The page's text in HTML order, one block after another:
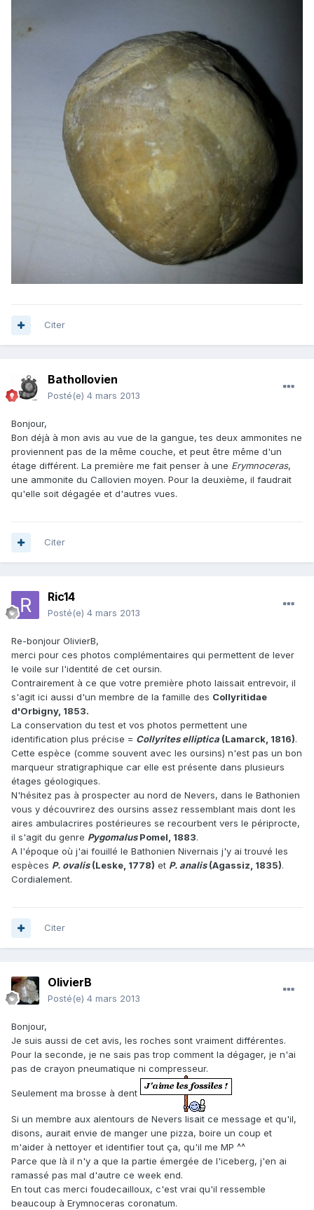
Citer
Bathollovien
Posté(e) 4 mars 2013
Bonjour,
Bon déjà à mon avis au vue de la gangue, tes deux ammonites ne
proviennent pas de la même couche, et peut être même d'un
étage différent. La première me fait penser à une Erymnoceras,
une ammonite du Callovien moyen. Pour la deuxième, il faudrait
qu'elle soit dégagée et d'autres vues.
Citer
Ric14
Posté(e) 4 mars 2013
Re-bonjour OlivierB,
merci pour ces photos complémentaires qui permettent de lever
le voile sur l'identité de cet oursin.
Contrairement à ce que votre première photo laissait entrevoir, il
s'agit ici aussi d'un membre de la famille des Collyritidae
d'Orbigny, 1853.
La conservation du test et vos photos permettent une
identification plus précise = Collyrites elliptica (Lamarck, 1816).
Cette espèce (comme souvent avec les oursins) n'est pas un bon
marqueur stratigraphique car elle est présente dans plusieurs
étages géologiques.
N'hésitez pas à prospecter au nord de Nevers, dans le Bathonien
vous y découvrirez des oursins assez ressemblant mais dont les
aires ambulacrires postérieures se recourbent vers le périprocte,
il s'agit du genre PygomalusPomel, 1883.
A l'époque où j'ai fouillé le Bathonien Nivernais j'y ai trouvé les
espèces P. ovalis(Leske, 1778) et P. analis(Agassiz, 1835).
Cordialement.
Citer
OlivierB
Posté(e) 4 mars 2013
Bonjour,
Je suis aussi de cet avis, les roches sont vraiment différentes.
Pour la seconde, je ne sais pas trop comment la dégager, je n'ai
pas de crayon pneumatique ni compresseur.
Seulement ma brosse à dent
Si un membre aux alentours de Nevers lisait ce message et qu'il,
disons, aurait envie de manger une pizza, boire un coup et
m'aider à nettoyer et identifier tout ça, qu'il me MP ^^
Parce que là il n'y a que la partie émergée de l'iceberg, j'en ai
ramassé pas mal d'autre ce week end.
En tout cas merci foudecailloux, c'est vrai qu'il ressemble
beaucoup à Erymnoceras coronatum.